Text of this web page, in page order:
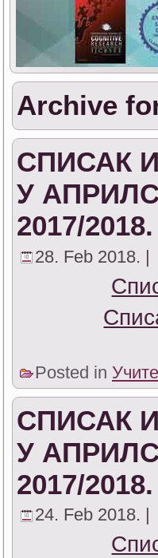
Archive
СПИСАК
У
2017/
28. Feb 2018. |
Posted in
СПИСАК
У
2017/2018.
24. Feb 2018. |